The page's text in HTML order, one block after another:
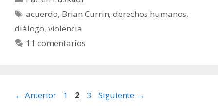
Etiquetas
acuerdo, Brian Currin,derechos humanos,
diálogo, violencia
11 comentarios
← Anterior Página
1 Página
2 Página
3 Siguiente →